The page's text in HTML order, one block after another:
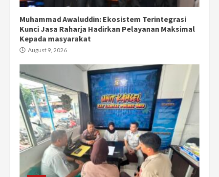
Muhammad Awaluddin: Ekosistem Terintegrasi
Kunci Jasa Raharja Hadirkan Pelayanan Maksimal
Kepada masyarakat
August 9, 2026